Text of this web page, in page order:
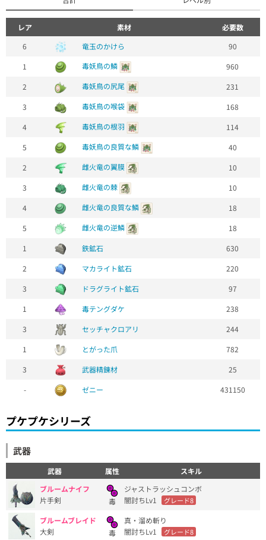
レア 素材
必要数
6
竜玉のかけら
90
1
毒妖鳥の鱗
960
2
毒妖鳥の尻尾
231
3
毒妖鳥の喉袋
168
4
毒妖鳥の根羽
114
5
毒妖鳥の良質な鱗
40
2
雌火竜の翼膜
10
3
雌火竜の棘
10
4
雌火竜の良質な鱗
18
5
雌火竜の逆鱗
18
1
鉄鉱石
630
2
マカライト鉱石
220
3
ドラグライト鉱石
97
1
毒テングダケ
238
3
セッチャクロアリ
244
1
とがった爪
782
3
武器精錬材
25
-
ゼニー 431150
プケプケシリーズ
武器
武器 属性
スキル
ブルームナイフ
片手剣
毒
ジャストラッシュコンボ
闇討ちLv1
グレード8
ブルームブレイド
大剣
毒
真・溜め斬り
闇討ちLv1
グレード8